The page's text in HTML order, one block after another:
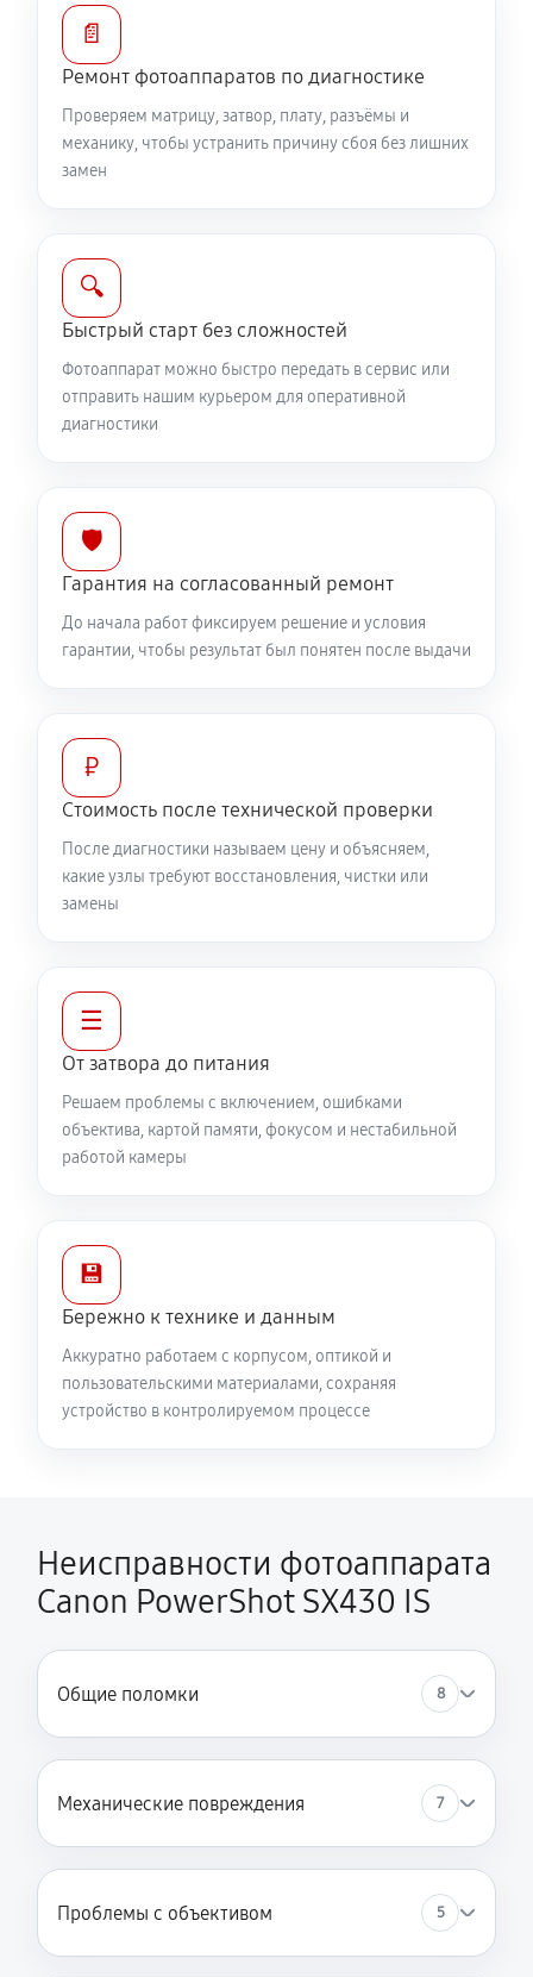
Замена диска управления
Замена вспышки фотоаппарата Canon PowerShot
SX430 IS
Комплексная чистка фотоаппарата Canon
PowerShot SX430 IS
PowerShot SX430 IS
📄
Ремонт фотоаппаратов по диагностике
Проверяем матрицу, затвор, плату, разъёмы и
механику, чтобы устранить причину сбоя без лишних
замен
🔍
Быстрый старт без сложностей
Фотоаппарат можно быстро передать в сервис или
отправить нашим курьером для оперативной
диагностики
🛡️
Гарантия на согласованный ремонт
До начала работ фиксируем решение и условия
гарантии, чтобы результат был понятен после выдачи
₽
Стоимость после технической проверки
После диагностики называем цену и объясняем,
какие узлы требуют восстановления, чистки или
замены
☰
От затвора до питания
Решаем проблемы с включением, ошибками
объектива, картой памяти, фокусом и нестабильной
работой камеры
💾
Бережно к технике и данным
Аккуратно работаем с корпусом, оптикой и
пользовательскими материалами, сохраняя
устройство в контролируемом процессе
Неисправности фотоаппарата
Canon PowerShot SX430 IS
Общие поломки 8
Механические повреждения 7
Проблемы с объективом 5